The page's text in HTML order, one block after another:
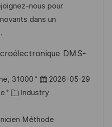
nous pour
dans un
DMS-
31000
P
o
t
2026-05-29
C
t
Industry
Méthode